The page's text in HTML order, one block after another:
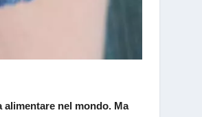
alimentare nel mondo. Ma